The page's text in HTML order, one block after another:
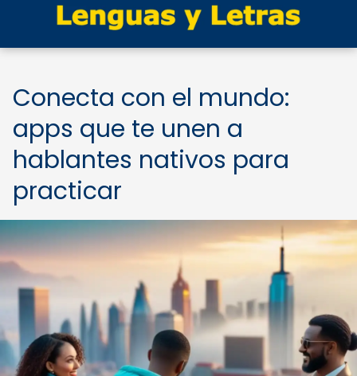
Conecta con el mundo:
apps que te unen a
hablantes nativos para
practicar